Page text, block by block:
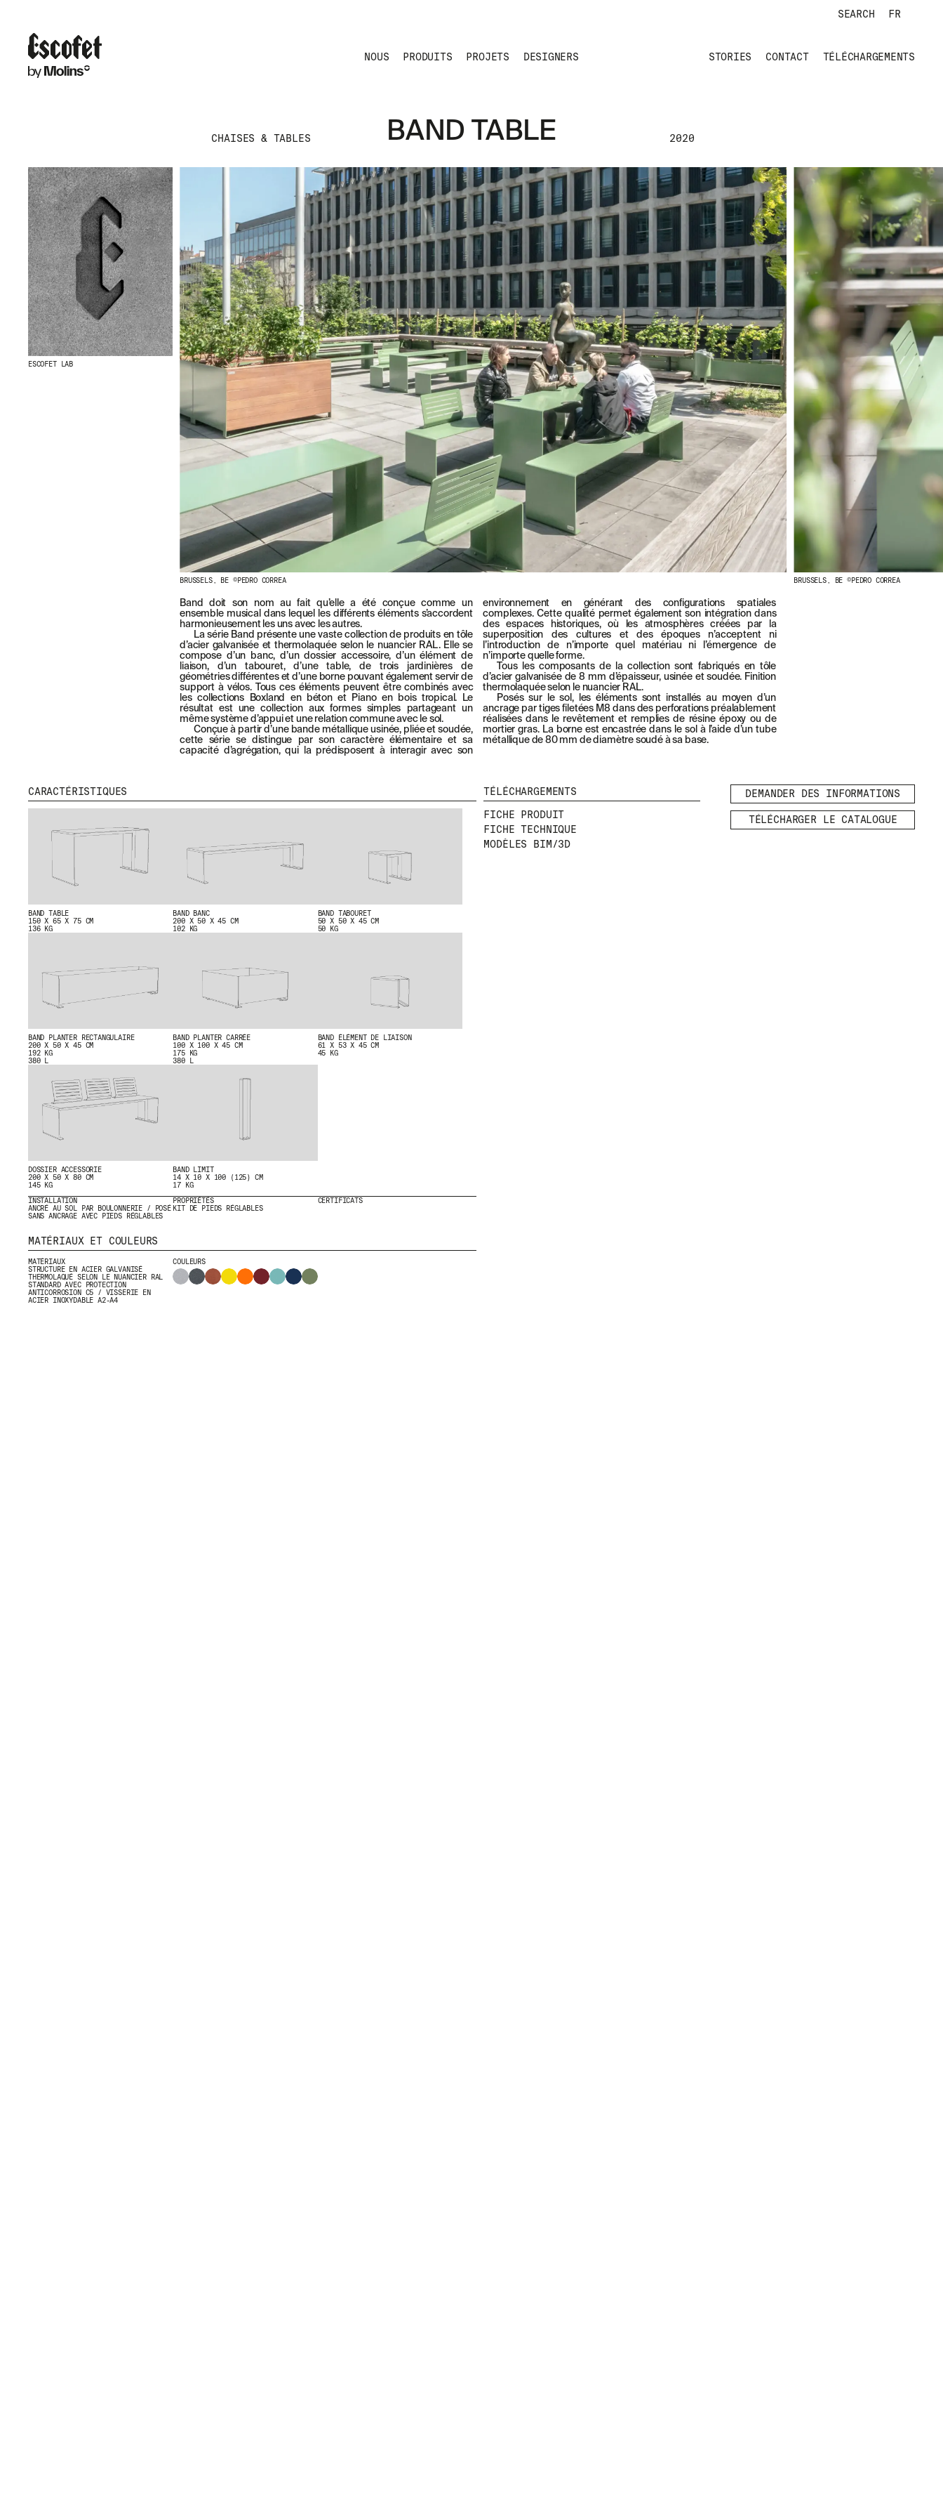
SEARCH FR
NOUS PRODUITS PROJETS DESIGNERS STORIES CONTACT TÉLÉCHARGEMENTS
CHAISES & TABLES BAND TABLE 2020
ESCOFET LAB
BRUSSELS, BE ©PEDRO CORREA BRUSSELS, BE ©PEDRO CORREA
Band doit son nom au fait qu’elle a été conçue comme un
ensemble musical dans lequel les différents éléments s’accordent
harmonieusement les uns avec les autres.
La série Band présente une vaste collection de produits en tôle
d’acier galvanisée et thermolaquée selon le nuancier RAL. Elle se
compose d’un banc, d’un dossier accessoire, d’un élément de
liaison, d’un tabouret, d’une table, de trois jardinières de
géométries différentes et d’une borne pouvant également servir de
support à vélos. Tous ces éléments peuvent être combinés avec
les collections Boxland en béton et Piano en bois tropical. Le
résultat est une collection aux formes simples partageant un
même système d’appui et une relation commune avec le sol.
Conçue à partir d’une bande métallique usinée, pliée et soudée,
cette série se distingue par son caractère élémentaire et sa
capacité d’agrégation, qui la prédisposent à interagir avec son
environnement en générant des configurations spatiales
complexes. Cette qualité permet également son intégration dans
des espaces historiques, où les atmosphères créées par la
superposition des cultures et des époques n’acceptent ni
l’introduction de n’importe quel matériau ni l’émergence de
n’importe quelle forme.
Tous les composants de la collection sont fabriqués en tôle
d’acier galvanisée de 8 mm d’épaisseur, usinée et soudée. Finition
thermolaquée selon le nuancier RAL.
Posés sur le sol, les éléments sont installés au moyen d’un
ancrage par tiges filetées M8 dans des perforations préalablement
réalisées dans le revêtement et remplies de résine époxy ou de
mortier gras. La borne est encastrée dans le sol à l’aide d’un tube
métallique de 80 mm de diamètre soudé à sa base.
CARACTÉRISTIQUES
BAND TABLE
150 X 65 X 75 CM
136 KG
BAND BANC
200 X 50 X 45 CM
102 KG
BAND TABOURET
50 X 50 X 45 CM
50 KG
BAND PLANTER RECTANGULAIRE
200 X 50 X 45 CM
192 KG
380 L
BAND PLANTER CARRÉE
100 X 100 X 45 CM
175 KG
380 L
BAND ÉLÉMENT DE LIAISON
61 X 53 X 45 CM
45 KG
DOSSIER ACCESSORIE
200 X 50 X 80 CM
145 KG
BAND LIMIT
14 X 10 X 100 (125) CM
17 KG
INSTALLATION
ANCRÉ AU SOL PAR BOULONNERIE / POSÉ
SANS ANCRAGE AVEC PIEDS RÉGLABLES
PROPRIÉTÉS
KIT DE PIEDS RÉGLABLES
CERTIFICATS
MATÉRIAUX ET COULEURS
MATÉRIAUX
STRUCTURE EN ACIER GALVANISÉ
THERMOLAQUÉ SELON LE NUANCIER RAL
STANDARD AVEC PROTECTION
ANTICORROSION C5 / VISSERIE EN
ACIER INOXYDABLE A2-A4
COULEURS
TÉLÉCHARGEMENTS
FICHE PRODUIT
FICHE TECHNIQUE
MODÈLES BIM/3D
DEMANDER DES INFORMATIONS
TÉLÉCHARGER LE CATALOGUE
MENU
TÉLÉCHARGEMENTS
RRSS NEWSLETTER